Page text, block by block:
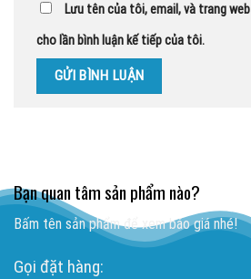
Lưu tên của tôi, email, và trang
cho lần bình luận kế tiếp của tôi.
Bạn quan tâm sản phẩm nào?
Bấm tên sản phẩm để xem báo giá nhé!
Gọi đặt hàng: